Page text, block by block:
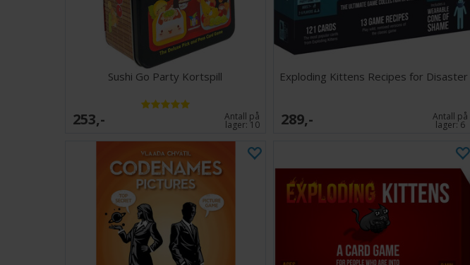
Sushi Go Party Kortspill
253,- Antall på
lager: 10
Exploding Kittens Recipes for Disaster
289,- Antall på
lager:6